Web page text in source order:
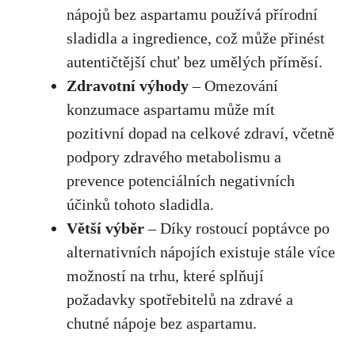
nápojů bez aspartamu používá přírodní
‌sladidla a ingredience, což může přinést
autentičtější chuť bez umělých příměsí.
Zdravotní výhody– ‌Omezování
konzumace aspartamu může mít
pozitivní dopad na celkové zdraví, včetně
podpory zdravého metabolismu a
prevence potenciálních negativních
účinků tohoto sladidla.
Větší výběr– Díky rostoucí ‍poptávce po
alternativních ⁣nápojích existuje stále více
možností na trhu, které splňují
požadavky spotřebitelů na zdravé a
chutné nápoje bez ⁤aspartamu.